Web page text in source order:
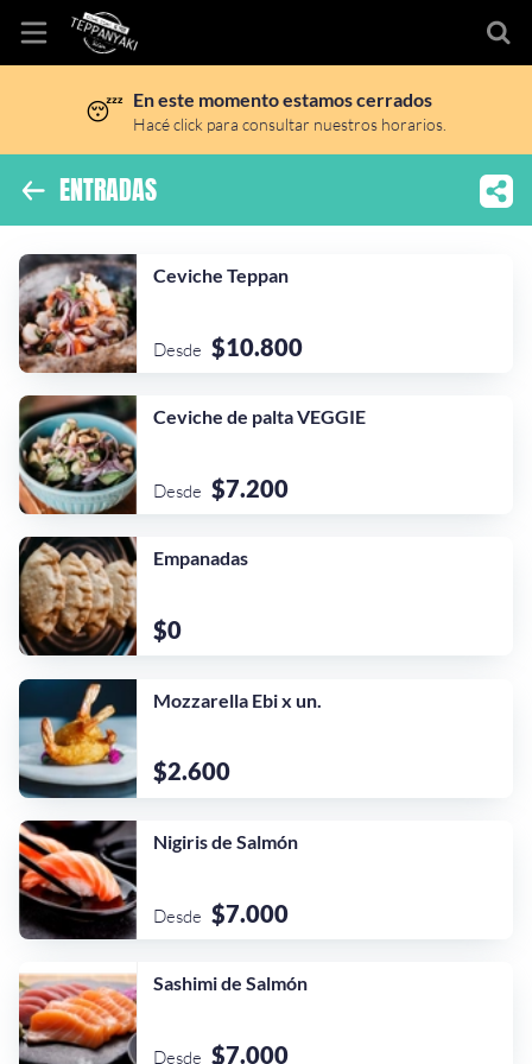
Inicio
Ubicación
Sitio web
Instagram
tienda así para mi
emprendimiento!
😴 En este momento estamos cerrados
Hacé click para consultar nuestros horarios.
ENTRADAS
Ceviche Teppan
Desde $10.800
Ceviche de palta VEGGIE
Desde $7.200
Empanadas
$0
Mozzarella Ebi x un.
$2.600
Nigiris de Salmón
Desde $7.000
Sashimi de Salmón
Desde $7.000